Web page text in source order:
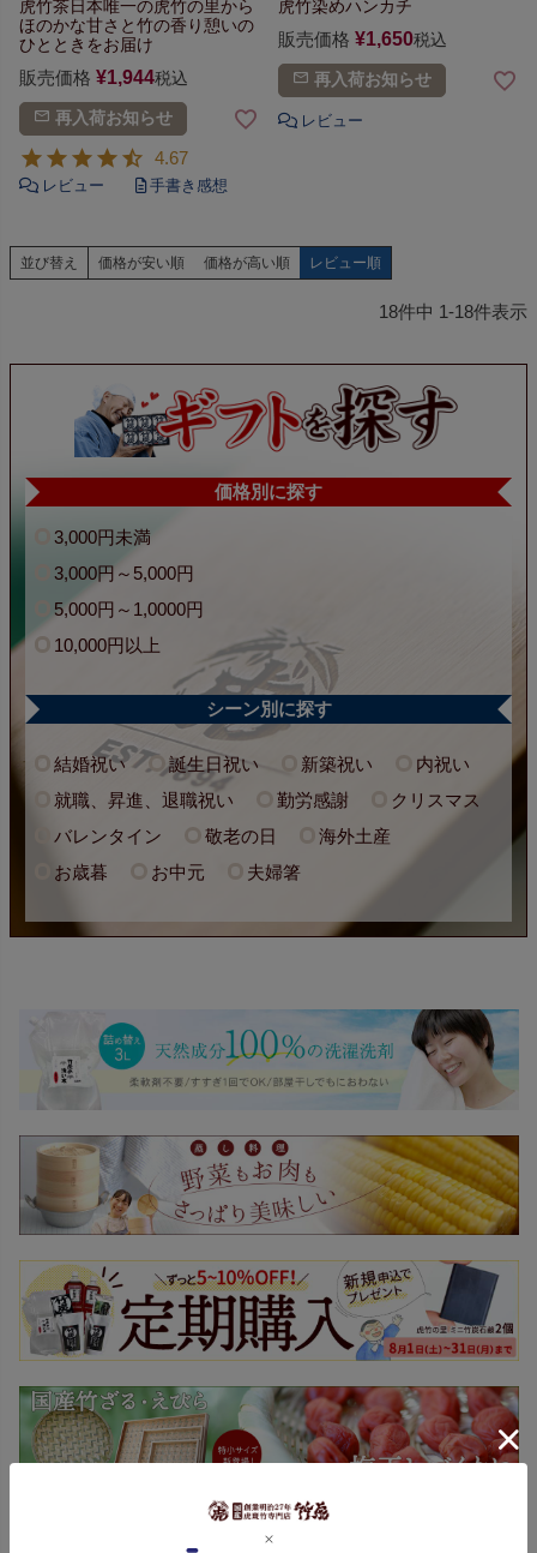
虎竹茶日本唯一の虎竹の里から
ほのかな甘さと竹の香り憩いの
ひとときをお届け
販売価格 ¥1,944税込
再入荷お知らせ
4.67
虎竹染めハンカチ
販売価格 ¥1,650税込
再入荷お知らせ
並び替え 価格が安い順 価格が高い順 レビュー順
18件中 1-18件表示
価格別に探す
3,000円未満
3,000円～5,000円
5,000円～1,0000円
10,000円以上
シーン別に探す
結婚祝い 誕生日祝い 新築祝い
内祝い
就職、昇進、退職祝い
勤労感謝
クリスマス
バレンタイン
敬老の日
海外土産
お歳暮
お中元 夫婦箸